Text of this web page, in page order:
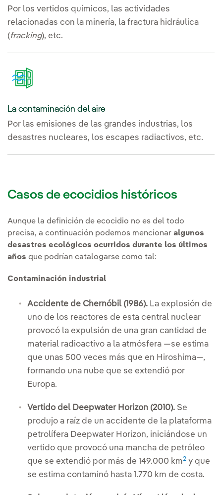
Por los vertidos químicos, las actividades
relacionadas con la minería, la fractura hidráulica
(fracking), etc.
La contaminación del aire
Por las emisiones de las grandes industrias, los
desastres nucleares, los escapes radiactivos, etc.
Casos de ecocidios históricos
Aunque la definición de ecocidio no es del todo
precisa, a continuación podemos mencionar algunos
desastres ecológicos ocurridos durante los últimos
años que podrían catalogarse como tal:
Contaminación industrial
Accidente de Chernóbil (1986). La explosión de
uno de los reactores de esta central nuclear
provocó la expulsión de una gran cantidad de
material radioactivo a la atmósfera —se estima
que unas 500 veces más que en Hiroshima—,
formando una nube que se extendió por
Europa.
Vertido del Deepwater Horizon (2010). Se
produjo a raíz de un accidente de la plataforma
petrolífera Deepwater Horizon, iniciándose un
vertido que provocó una mancha de petróleo
que se extendió por más de 149.000 km2 y que
se estima contaminó hasta 1.770 km de costa.